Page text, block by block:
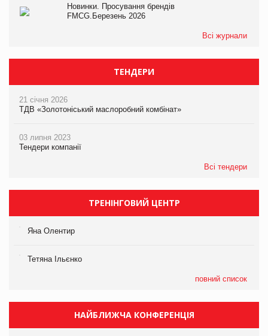
Новинки. Просування брендів
FMCG.Березень 2026
Всі журнали
ТЕНДЕРИ
21 січня 2026
ТДВ «Золотоніський маслоробний комбінат»
03 липня 2023
Тендери компанії
Всі тендери
ТРЕНІНГОВИЙ ЦЕНТР
Яна Олентир
Тетяна Ільєнко
повний список
НАЙБЛИЖЧА КОНФЕРЕНЦІЯ